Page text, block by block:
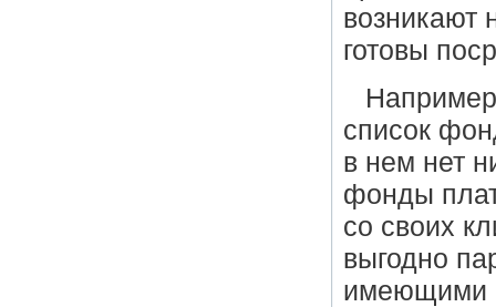
возникают
готовы
список
в нем нет
фонды
со своих
выгодно
имеющими